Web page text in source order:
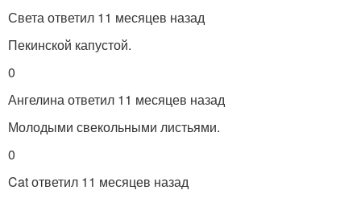
Света ответил 11 месяцев назад
Пекинской капустой.
0
Ангелина ответил 11 месяцев назад
Молодыми свекольными листьями.
0
Cat ответил 11 месяцев назад